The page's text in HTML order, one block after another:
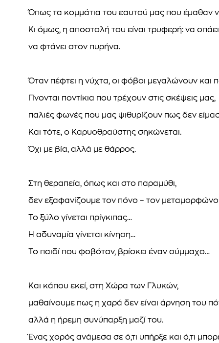
Όπως τα κομμάτια του εαυτού μας που έμαθαν
Κι όμως, η αποστολή του είναι τρυφερή: να
να φτάνει στον πυρήνα.
Όταν πέφτει η νύχτα, οι φόβοι μεγαλώνουν και
Γίνονται ποντίκια που τρέχουν στις σκέψεις μας,
παλιές φωνές που μας ψιθυρίζουν πως δεν
Και τότε, ο Καρυοθραύστης σηκώνεται.
Όχι με βία, αλλά με θάρρος.
Στη θεραπεία, όπως και στο παραμύθι,
δεν εξαφανίζουμε τον πόνο – τον
Το ξύλο γίνεται πρίγκιπας…
Η αδυναμία γίνεται κίνηση…
Το παιδί που φοβόταν, βρίσκει έναν σύμμαχο…
Και κάπου εκεί, στη Χώρα των Γλυκών,
μαθαίνουμε πως η χαρά δεν είναι άρνηση του
αλλά η ήρεμη συνύπαρξη μαζί του.
Ένας χορός ανάμεσα σε ό,τι υπήρξε και ό,τι